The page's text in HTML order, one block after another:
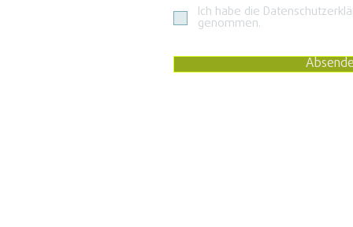
Ich habe die
genommen.